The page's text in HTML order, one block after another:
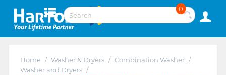
0
Home / Washer & Dryers / Combination Washer /
Washer and Dryers /